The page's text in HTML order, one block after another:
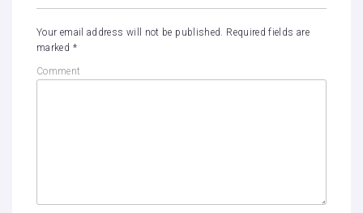
Your email address will not be published.
Required fields are
marked *
Comment